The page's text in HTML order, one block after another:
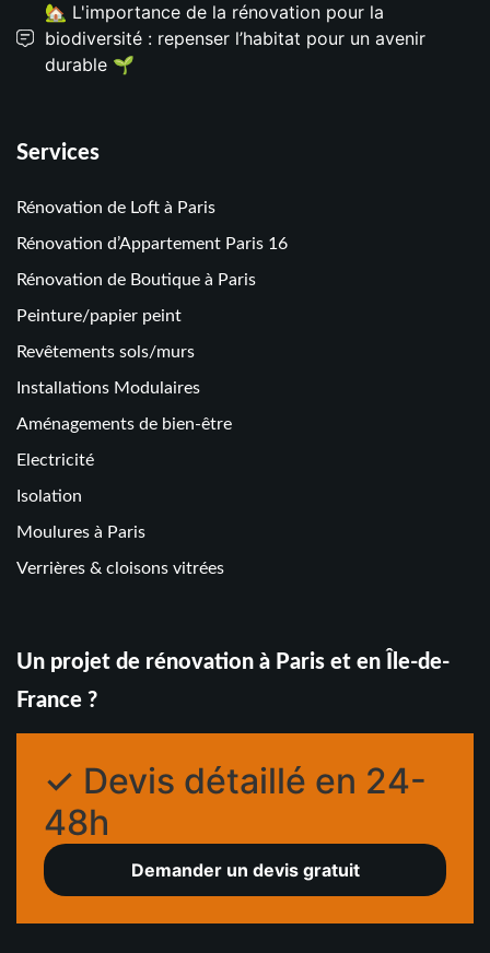
🏡 L'importance de la rénovation pour la
biodiversité : repenser l’habitat pour un avenir
durable 🌱
Services
Rénovation de Loft à Paris
Rénovation d’Appartement Paris 16
Rénovation de Boutique à Paris
Peinture/papier peint
Revêtements sols/murs
Installations Modulaires
Aménagements de bien-être
Electricité
Isolation
Moulures à Paris
Verrières & cloisons vitrées
Un projet de rénovation à Paris et en Île-de-
France ?
✓ Devis détaillé en 24-
48h
Demander un devis gratuit